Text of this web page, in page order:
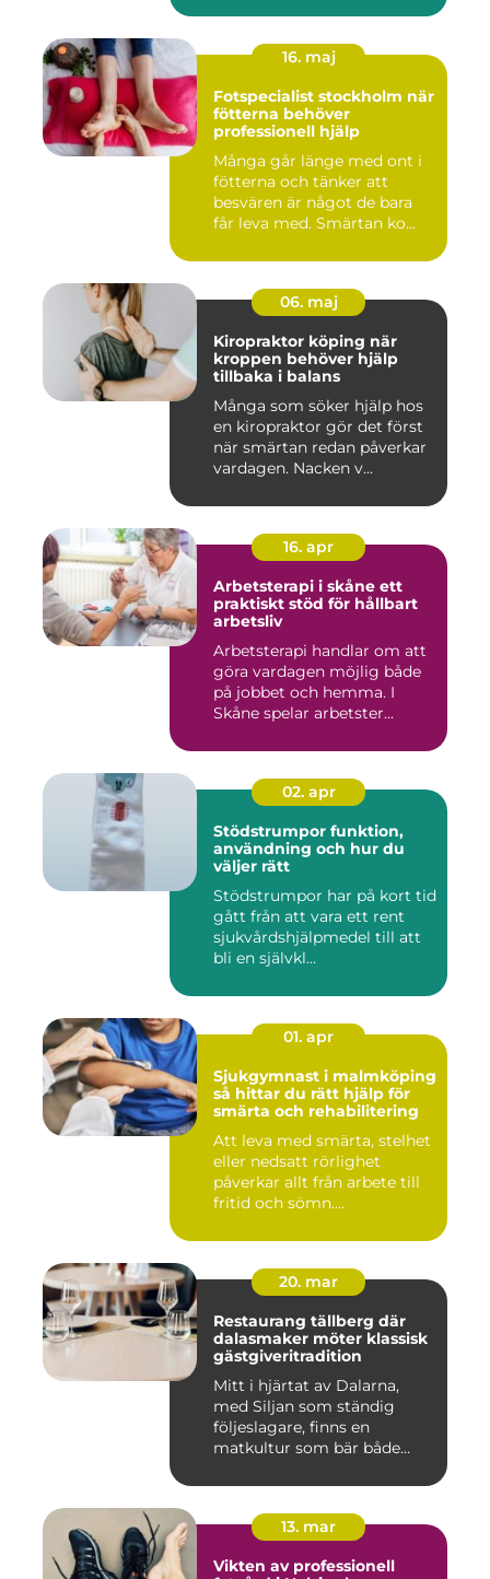
16. maj
Fotspecialist stockholm när
fötterna behöver
professionell hjälp
Många går länge med ont i
fötterna och tänker att
besvären är något de bara
får leva med. Smärtan ko...
06. maj
Kiropraktor köping när
kroppen behöver hjälp
tillbaka i balans
Många som söker hjälp hos
en kiropraktor gör det först
när smärtan redan påverkar
vardagen. Nacken v...
16. apr
Arbetsterapi i skåne ett
praktiskt stöd för hållbart
arbetsliv
Arbetsterapi handlar om att
göra vardagen möjlig både
på jobbet och hemma. I
Skåne spelar arbetster...
02. apr
Stödstrumpor funktion,
användning och hur du
väljer rätt
Stödstrumpor har på kort tid
gått från att vara ett rent
sjukvårdshjälpmedel till att
bli en självkl...
01. apr
Sjukgymnast i malmköping
så hittar du rätt hjälp för
smärta och rehabilitering
Att leva med smärta, stelhet
eller nedsatt rörlighet
påverkar allt från arbete till
fritid och sömn....
20. mar
Restaurang tällberg där
dalasmaker möter klassisk
gästgiveritradition
Mitt i hjärtat av Dalarna,
med Siljan som ständig
följeslagare, finns en
matkultur som bär både
13. mar
Vikten av professionell